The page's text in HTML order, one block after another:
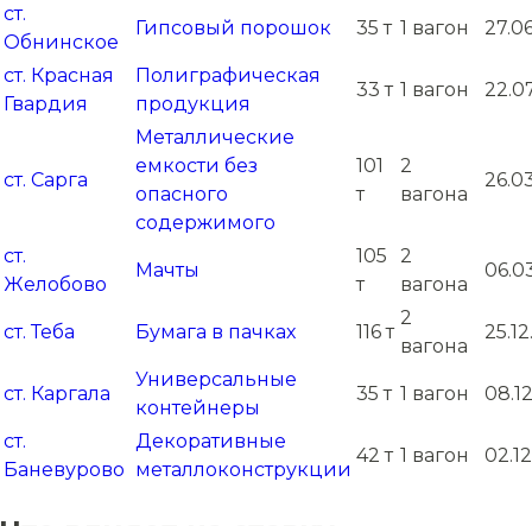
ст.
Обнинское
Гипсовый порошок 35 т 1 вагон
ст. Красная
Гвардия
Полиграфическая
продукция
33 т 1 вагон
ст. Сарга
Металлические
емкости без
опасного
содержимого
101
т
2
вагона
ст.
Желобово
Мачты
105
т
2
вагона
ст. Теба Бумага в пачках 116 т
2
вагона
ст. Каргала
Универсальные
контейнеры
35 т 1 вагон
ст.
Баневурово
Декоративные
металлоконструкции
42 т 1 вагон